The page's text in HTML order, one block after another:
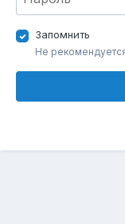
Запомнить
Не